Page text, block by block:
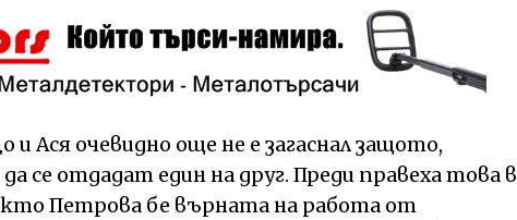
Ася очевидно още не е загаснал защото,
се отдадат един на друг. Преди правеха това в
Петрова бе върната на работа от